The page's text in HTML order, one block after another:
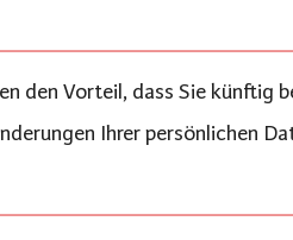
den Vorteil, dass Sie künftig
Ihrer persönlichen